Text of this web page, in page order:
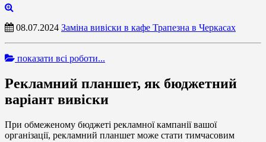
08.07.2024 Заміна вивіски в кафе Трапезна в Черкасах
показати всі роботи...
Рекламний планшет, як бюджетний
варіант вивіски
При обмеженому бюджеті рекламної кампанії вашої
організації, рекламний планшет може стати тимчасовим